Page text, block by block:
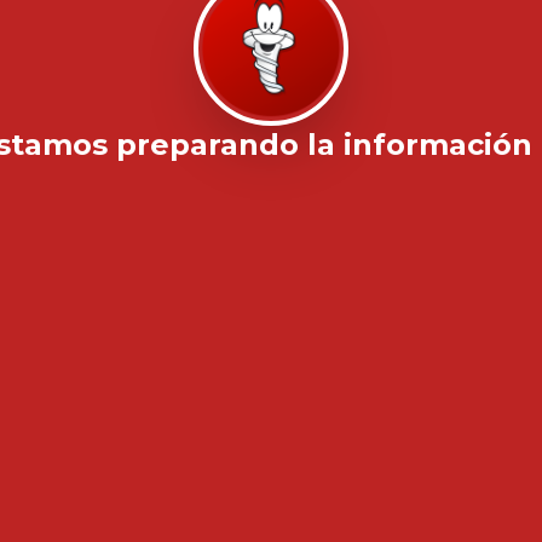
preparando la información